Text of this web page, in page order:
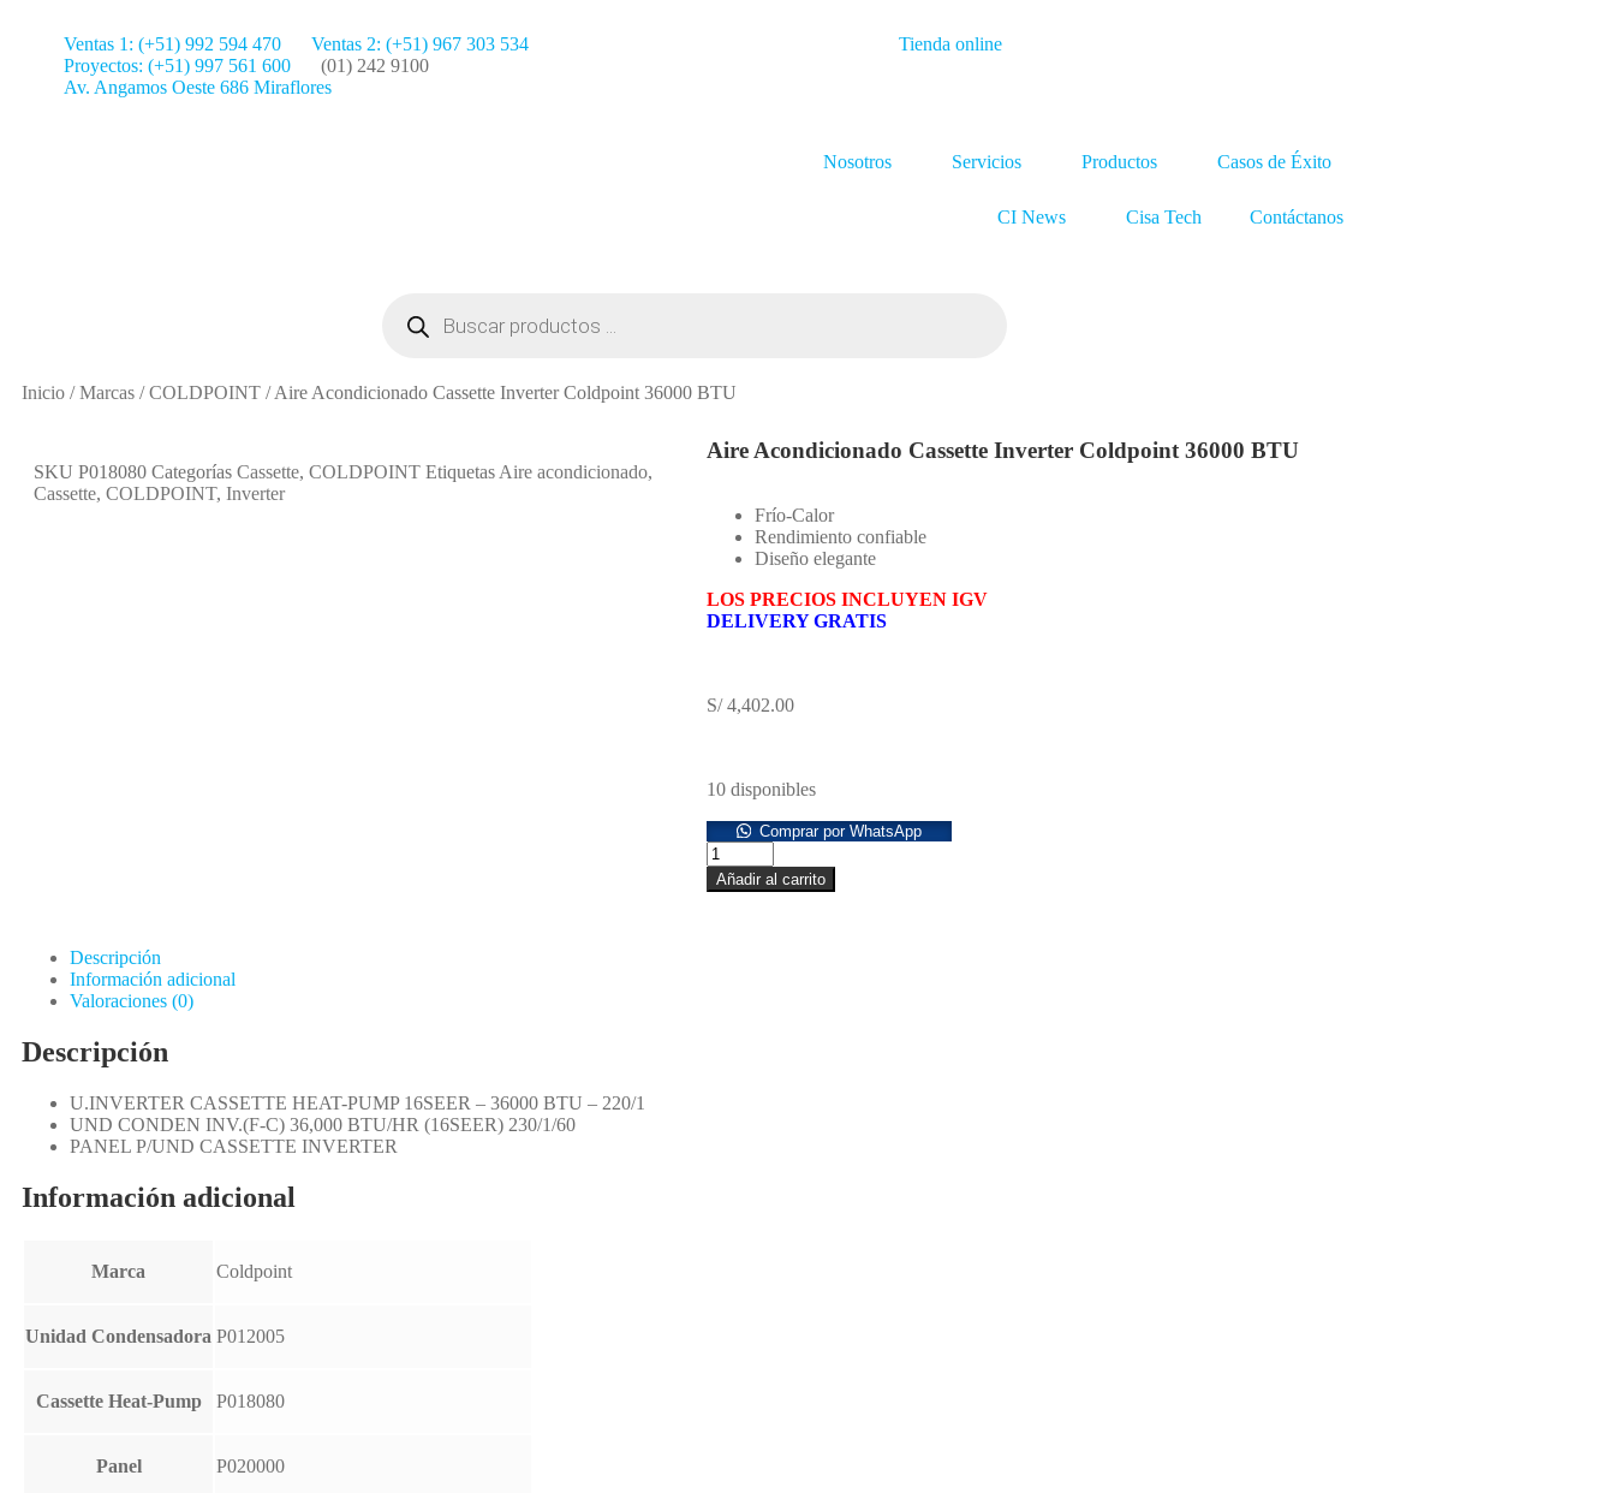
Ventas 1: (+51) 992 594 470
Ventas 2: (+51) 967 303 534
Proyectos: (+51) 997 561 600
(01) 242 9100
Av. Angamos Oeste 686 Miraflores
Tienda online
Nosotros Servicios Productos Casos de Éxito
CI News Cisa Tech Contáctanos
Inicio /Marcas /COLDPOINT /Aire Acondicionado Cassette Inverter Coldpoint 36000 BTU
SKU P018080 Categorías Cassette, COLDPOINT Etiquetas Aire acondicionado,
Cassette, COLDPOINT, Inverter
Aire Acondicionado Cassette Inverter Coldpoint 36000 BTU
Frío-Calor
Rendimiento confiable
Diseño elegante
LOS PRECIOS INCLUYEN IGV
DELIVERY GRATIS
S/4,402.00
10 disponibles
Comprar por WhatsApp
Añadir al carrito
Descripción
Información adicional
Valoraciones (0)
Descripción
U.INVERTER CASSETTE HEAT-PUMP 16SEER – 36000 BTU – 220/1
UND CONDEN INV.(F-C) 36,000 BTU/HR (16SEER) 230/1/60
PANEL P/UND CASSETTE INVERTER
Información adicional
Marca Coldpoint
Unidad Condensadora P012005
Cassette Heat-Pump P018080
Panel P020000